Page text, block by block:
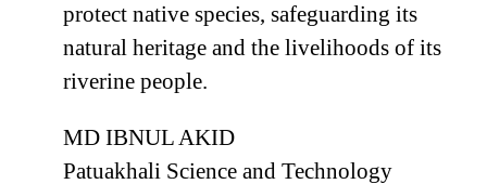
protect native species, safeguarding its
natural heritage and the livelihoods of its
riverine people.
MD IBNUL AKID
Patuakhali Science and Technology